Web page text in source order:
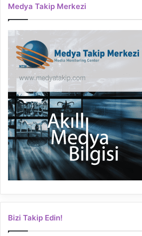
Medya Takip Merkezi
Bizi Takip Edin!